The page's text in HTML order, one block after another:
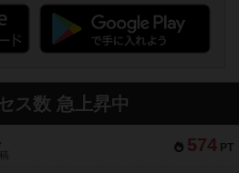
ス数 急上昇中
574 PT